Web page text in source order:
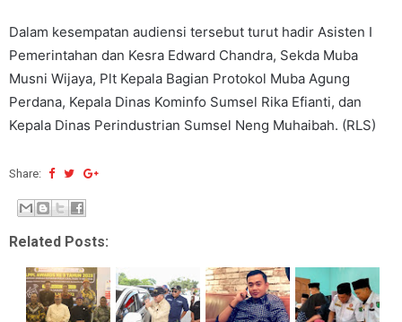
Dalam kesempatan audiensi tersebut turut hadir Asisten I
Pemerintahan dan Kesra Edward Chandra, Sekda Muba
Musni Wijaya, Plt Kepala Bagian Protokol Muba Agung
Perdana, Kepala Dinas Kominfo Sumsel Rika Efianti, dan
Kepala Dinas Perindustrian Sumsel Neng Muhaibah. (RLS)
Share:
Related Posts: